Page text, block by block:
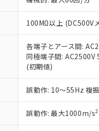
100MΩ以上 (DC500V
各端子とアース間:
同極端子間:
(初期値)
誤動作: 10～55Hz 複
誤動作: 最大1000m/s2
※当社の共同
いる法人を指
下記の非含有証明
EU RoHS指令（
※本証明書は発行
また、RoHS指令
混在することから
既に当社にて対応
り割愛しておりま